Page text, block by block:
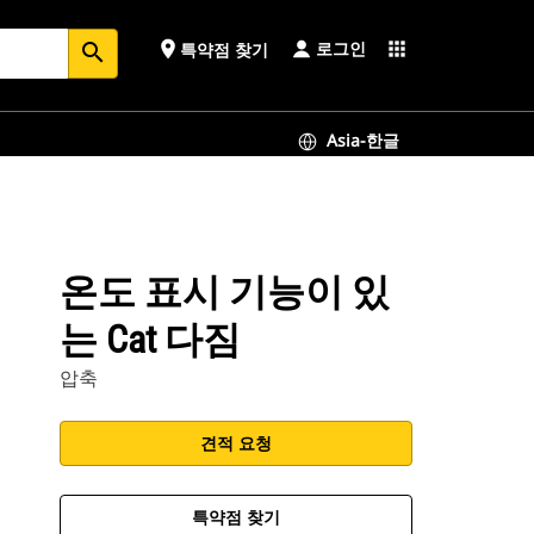
search place 특약점 찾기 로그인 apps
Asia-한글
온도 표시 기능이 있
는 Cat 다짐
압축
견적 요청
특약점 찾기